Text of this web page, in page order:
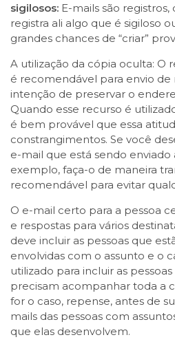
sigilosos: E-mails são
registra ali algo que é sigiloso
grandes chances de “criar”
A utilização da cópia oculta: O
é recomendável para envio
intenção de preservar o
Quando esse recurso é
é bem provável que essa
constrangimentos. Se você
e-mail que está sendo
exemplo, faça-o de maneira
recomendável para evitar
O e-mail certo para a pessoa
e respostas para vários
deve incluir as pessoas que
envolvidas com o assunto e o
utilizado para incluir as
precisam acompanhar toda a
for o caso, repense, antes de
mails das pessoas com
que elas desenvolvem.